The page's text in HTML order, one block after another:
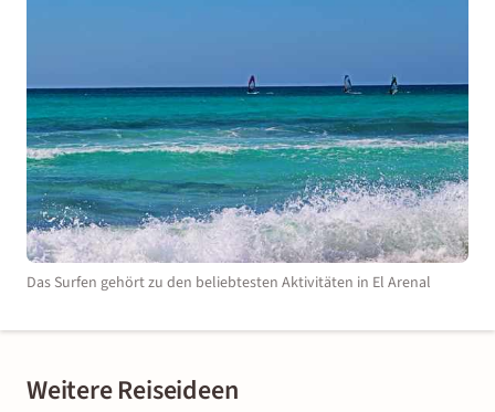
Das Surfen gehört zu den beliebtesten Aktivitäten in El Arenal
Weitere Reiseideen